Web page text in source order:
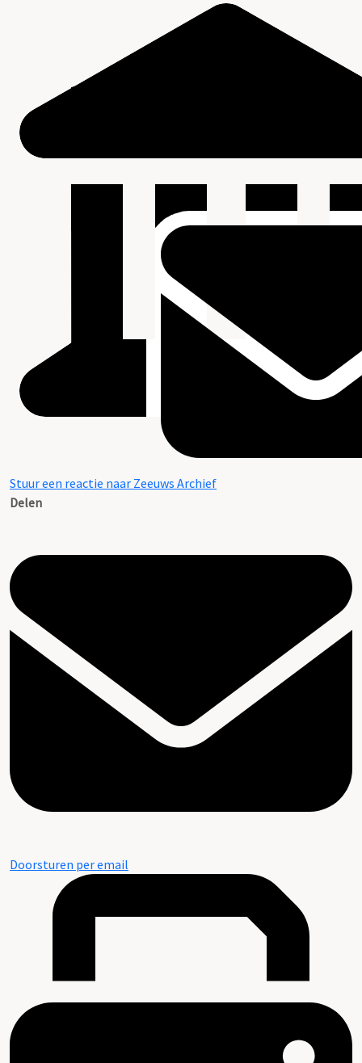
Stuur een reactie naar Zeeuws Archief
Delen
Doorsturen per email